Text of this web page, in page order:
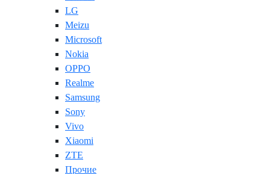
LG
Meizu
Microsoft
Nokia
OPPO
Realme
Samsung
Sony
Vivo
Xiaomi
ZTE
Прочие